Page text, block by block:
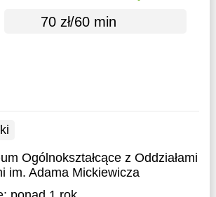
70 zł/60 min
Ogólnokształcące z Oddziałami
im. Adama Mickiewicza